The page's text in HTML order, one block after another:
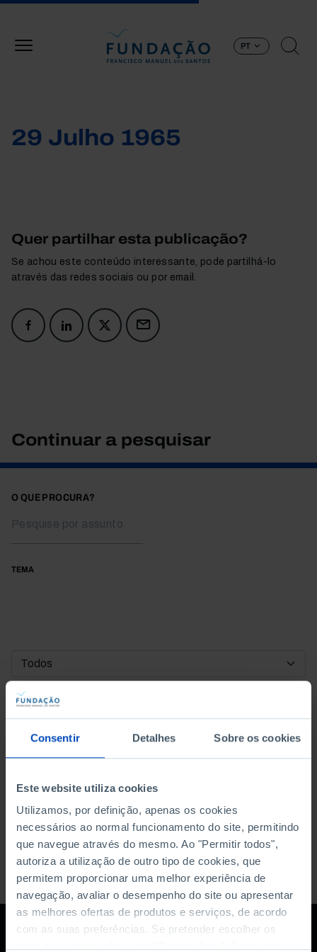
Consentir Detalhes Sobre os cookies
Este website utiliza cookies
Utilizamos, por definição, apenas os cookies
necessários ao normal funcionamento do site, permitindo
que navegue através do mesmo. Ao "Permitir todos",
autoriza a utilização de outro tipo de cookies, que
permitem proporcionar uma melhor experiência de
navegação, avaliar o desempenho do site ou apresentar
as melhores ofertas de produtos e serviços, de acordo
com as suas preferências. Se pretender escolher os
PT
29 Julho 1965
Quer partilhar esta publicação?
Se achou este conteúdo interessante, pode partilhá-lo
através das redes sociais ou por email.
Continuar a pesquisar
O QUE PROCURA?
TEMA
DATA DE INÍCIO
DATA DE FIM